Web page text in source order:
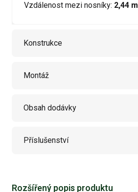
Vzdálenost mezi nosníky: 2,44 m
Konstrukce
Montáž
Obsah dodávky
Příslušenství
Rozšířený popis produktu